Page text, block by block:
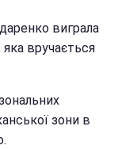
виграла
вручається
зони в